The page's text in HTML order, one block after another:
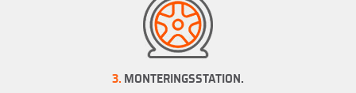
3. MONTERINGSSTATION.